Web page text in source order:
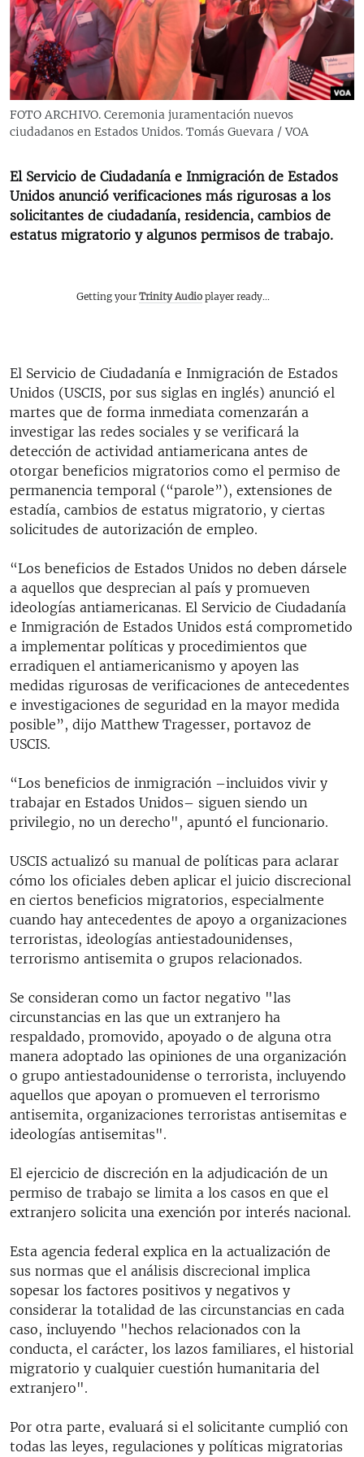
RADIO MARTÍ
ESPECIALES
ESPECIALES
LA REALIDAD DE LA VIVIENDA EN CUBA
SER VIEJO EN CUBA
LOS SANTOS DE HIALEAH
DESINFORMACIÓN RUSA EN AMÉRICA LATINA
MULTIMEDIA
EDITORIALES
FOTO ARCHIVO. Ceremonia juramentación nuevos
ciudadanos en Estados Unidos. Tomás Guevara / VOA
El Servicio de Ciudadanía e Inmigración de Estados
Unidos anunció verificaciones más rigurosas a los
solicitantes de ciudadanía, residencia, cambios de
estatus migratorio y algunos permisos de trabajo.
Getting yourTrinity Audio player ready...
El Servicio de Ciudadanía e Inmigración de Estados
Unidos (USCIS, por sus siglas en inglés) anunció el
martes que de forma inmediata comenzarán a
investigar las redes sociales y se verificará la
detección de actividad antiamericana antes de
otorgar beneficios migratorios como el permiso de
permanencia temporal (“parole”), extensiones de
estadía, cambios de estatus migratorio, y ciertas
solicitudes de autorización de empleo.
“Los beneficios de Estados Unidos no deben dársele
a aquellos que desprecian al país y promueven
ideologías antiamericanas. El Servicio de Ciudadanía
e Inmigración de Estados Unidos está comprometido
a implementar políticas y procedimientos que
erradiquen el antiamericanismo y apoyen las
medidas rigurosas de verificaciones de antecedentes
e investigaciones de seguridad en la mayor medida
posible”, dijo Matthew Tragesser, portavoz de
USCIS.
“Los beneficios de inmigración –incluidos vivir y
trabajar en Estados Unidos– siguen siendo un
privilegio, no un derecho", apuntó el funcionario.
USCIS actualizó su manual de políticas para aclarar
cómo los oficiales deben aplicar el juicio discrecional
en ciertos beneficios migratorios, especialmente
cuando hay antecedentes de apoyo a organizaciones
terroristas, ideologías antiestadounidenses,
terrorismo antisemita o grupos relacionados.
Se consideran como un factor negativo "las
circunstancias en las que un extranjero ha
respaldado, promovido, apoyado o de alguna otra
manera adoptado las opiniones de una organización
o grupo antiestadounidense o terrorista, incluyendo
aquellos que apoyan o promueven el terrorismo
antisemita, organizaciones terroristas antisemitas e
ideologías antisemitas".
El ejercicio de discreción en la adjudicación de un
permiso de trabajo se limita a los casos en que el
extranjero solicita una exención por interés nacional.
Esta agencia federal explica en la actualización de
sus normas que el análisis discrecional implica
sopesar los factores positivos y negativos y
considerar la totalidad de las circunstancias en cada
caso, incluyendo "hechos relacionados con la
conducta, el carácter, los lazos familiares, el historial
migratorio y cualquier cuestión humanitaria del
extranjero".
Por otra parte, evaluará si el solicitante cumplió con
todas las leyes, regulaciones y políticas migratorias